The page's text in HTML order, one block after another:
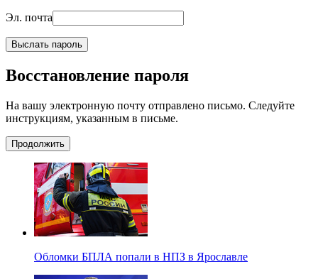
Эл. почта
Выслать пароль
Восстановление пароля
На вашу электронную почту отправлено письмо. Следуйте
инструкциям, указанным в письме.
Продолжить
Обломки БПЛА попали в НПЗ в Ярославле